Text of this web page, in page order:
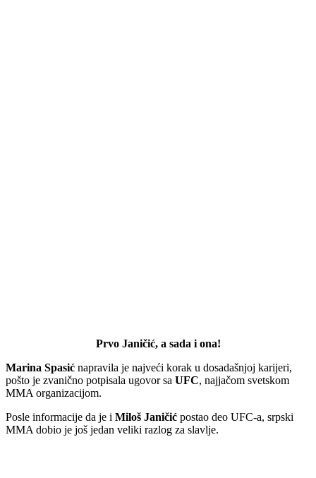
Prvo Janičić, a sada i ona!
Marina Spasić napravila je najveći korak u dosadašnjoj karijeri,
pošto je zvanično potpisala ugovor sa UFC, najjačom svetskom
MMA organizacijom.
Posle informacije da je i Miloš Janičić postao deo UFC-a, srpski
MMA dobio je još jedan veliki razlog za slavlje.